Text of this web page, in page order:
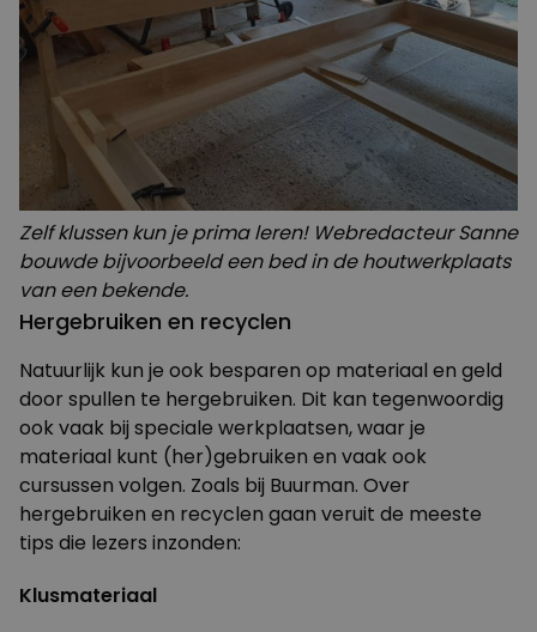
Zelf klussen kun je prima leren! Webredacteur Sanne
bouwde bijvoorbeeld een bed in de houtwerkplaats
van een bekende.
Hergebruiken en recyclen
Natuurlijk kun je ook besparen op materiaal en geld
door spullen te hergebruiken. Dit kan tegenwoordig
ook vaak bij speciale werkplaatsen, waar je
materiaal kunt (her)gebruiken en vaak ook
cursussen volgen. Zoals bij Buurman. Over
hergebruiken en recyclen gaan veruit de meeste
tips die lezers inzonden:
Klusmateriaal